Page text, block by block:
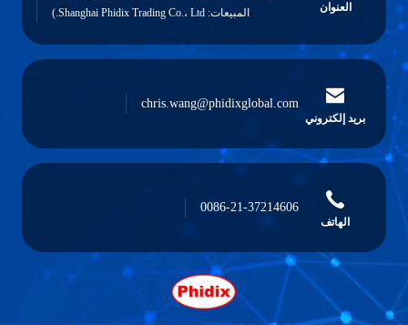
العنوان
المبيعات: Shanghai Phidix Trading Co.، Ltd.)
بريد إلكتروني
chris.wang@phidixglobal.com
الهاتف
0086-21-37214606